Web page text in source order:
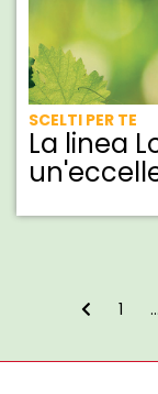
SCELTI PER TE
La linea
1
...